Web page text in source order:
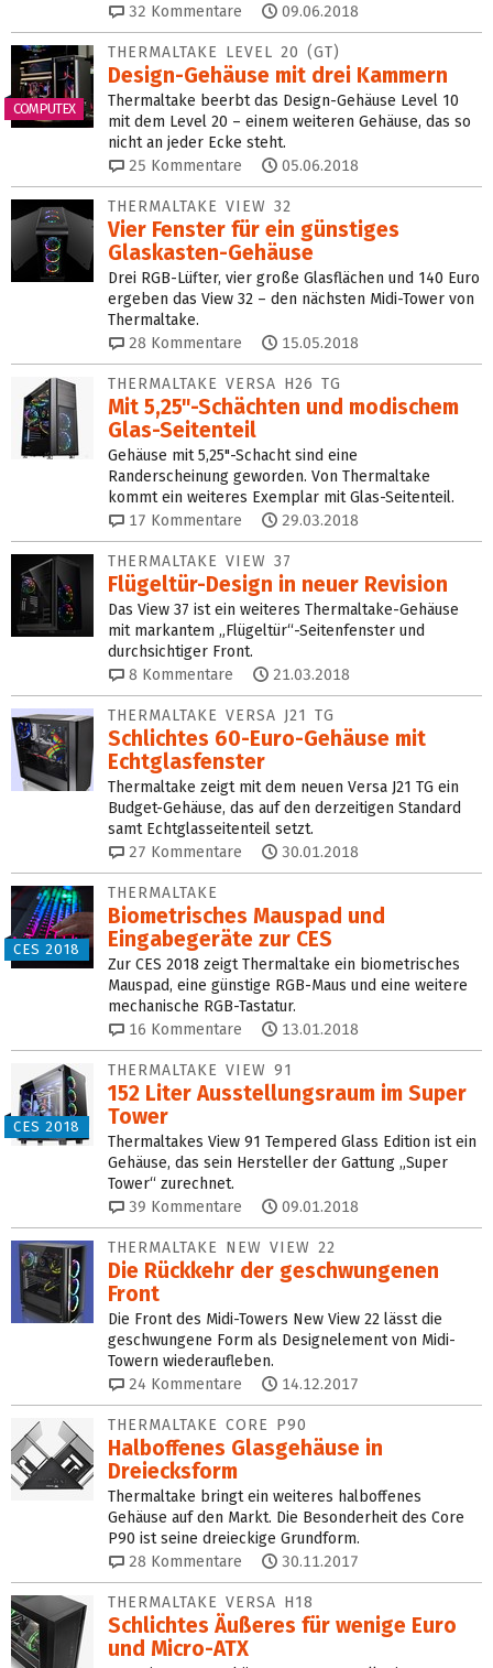
32 Kommentare 09.06.2018
COMPUTEX
THERMALTAKE LEVEL 20 (GT)
Design-Gehäuse mit drei Kammern
Thermaltake beerbt das Design-Gehäuse Level 10
mit dem Level 20 – einem weiteren Gehäuse, das so
nicht an jeder Ecke steht.
25 Kommentare 05.06.2018
THERMALTAKE VIEW 32
Vier Fenster für ein günstiges
Glaskasten-Gehäuse
Drei RGB-Lüfter, vier große Glasflächen und 140 Euro
ergeben das View 32 – den nächsten Midi-Tower von
Thermaltake.
28 Kommentare 15.05.2018
THERMALTAKE VERSA H26 TG
Mit 5,25"-Schächten und modischem
Glas-Seitenteil
Gehäuse mit 5,25"-Schacht sind eine
Randerscheinung geworden. Von Thermaltake
kommt ein weiteres Exemplar mit Glas-Seitenteil.
17 Kommentare 29.03.2018
THERMALTAKE VIEW 37
Flügeltür-Design in neuer Revision
Das View 37 ist ein weiteres Thermaltake-Gehäuse
mit markantem „Flügeltür“-Seitenfenster und
durchsichtiger Front.
8 Kommentare 21.03.2018
THERMALTAKE VERSA J21 TG
Schlichtes 60-Euro-Gehäuse mit
Echtglasfenster
Thermaltake zeigt mit dem neuen Versa J21 TG ein
Budget-Gehäuse, das auf den derzeitigen Standard
samt Echtglasseitenteil setzt.
27 Kommentare 30.01.2018
CES 2018
THERMALTAKE
Biometrisches Mauspad und
Eingabegeräte zur CES
Zur CES 2018 zeigt Thermaltake ein biometrisches
Mauspad, eine günstige RGB-Maus und eine weitere
mechanische RGB-Tastatur.
16 Kommentare 13.01.2018
CES 2018
THERMALTAKE VIEW 91
152 Liter Ausstellungsraum im Super
Tower
Thermaltakes View 91 Tempered Glass Edition ist ein
Gehäuse, das sein Hersteller der Gattung „Super
Tower“ zurechnet.
39 Kommentare 09.01.2018
THERMALTAKE NEW VIEW 22
Die Rückkehr der geschwungenen
Front
Die Front des Midi-Towers New View 22 lässt die
geschwungene Form als Designelement von Midi-
Towern wiederaufleben.
24 Kommentare 14.12.2017
THERMALTAKE CORE P90
Halboffenes Glasgehäuse in
Dreiecksform
Thermaltake bringt ein weiteres halboffenes
Gehäuse auf den Markt. Die Besonderheit des Core
P90 ist seine dreieckige Grundform.
28 Kommentare 30.11.2017
THERMALTAKE VERSA H18
Schlichtes Äußeres für wenige Euro
und Micro-ATX